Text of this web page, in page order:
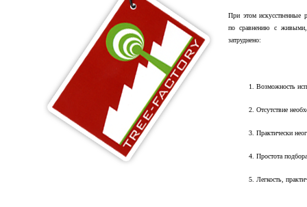
При этом искусственные
по сравнению с живыми,
затруднено:
1. Возможность
2. Отсутствие
3. Практически
4. Простота
5. Легкость,